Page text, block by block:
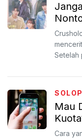
Setelah
Mau
Cara
Cara